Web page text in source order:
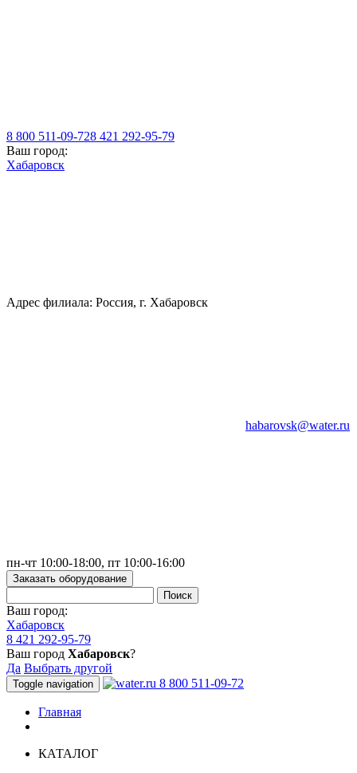
8 800 511-09-728 421 292-95-79
Ваш город:
Хабаровск
Адрес филиала: Россия, г. Хабаровск
habarovsk@water.ru
пн-чт 10:00-18:00, пт 10:00-16:00
Заказать оборудование
Ваш город:
Хабаровск
8 421 292-95-79
Ваш город Хабаровск?
Да Выбрать другой
Toggle navigation 8 800 511-09-72
Главная
КАТАЛОГ